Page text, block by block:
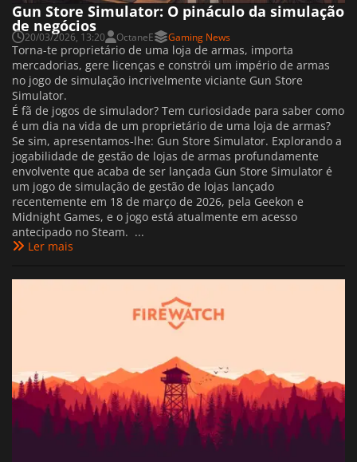
Gun Store Simulator: O pináculo da simulação
de negócios
20/03/2026, 13:20 OctaneE Gaming News
Torna-te proprietário de uma loja de armas, importa
mercadorias, gere licenças e constrói um império de armas
no jogo de simulação incrivelmente viciante Gun Store
Simulator.
É fã de jogos de simulador? Tem curiosidade para saber como
é um dia na vida de um proprietário de uma loja de armas?
Se sim, apresentamos-lhe: Gun Store Simulator. Explorando a
jogabilidade de gestão de lojas de armas profundamente
envolvente que acaba de ser lançada Gun Store Simulator é
um jogo de simulação de gestão de lojas lançado
recentemente em 18 de março de 2026, pela Geekon e
Midnight Games, e o jogo está atualmente em acesso
antecipado no Steam. ...
Ler mais